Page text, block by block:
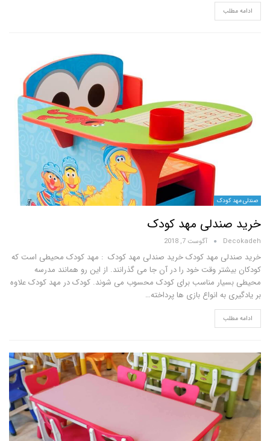
مهد کودک
آگوست 7, 2018
مهد کودک خرید صندلی مهد کودک : مهد کودک محیطی است که
وقت خود را در آن جا می گذرانند. از این رو همانند مدرسه
مناسب برای کودک محسوب می شوند. کودک در مهد کودک علاوه
به انواع بازی ها پرداخته…